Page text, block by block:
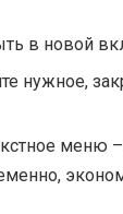
в новой
нужное,
меню –